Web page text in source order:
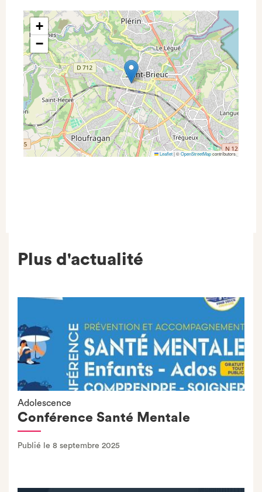
+
−
Leaflet|©OpenStreetMapcontributors
Plus d'actualité
Adolescence
Conférence Santé Mentale
Publié le 8 septembre 2025